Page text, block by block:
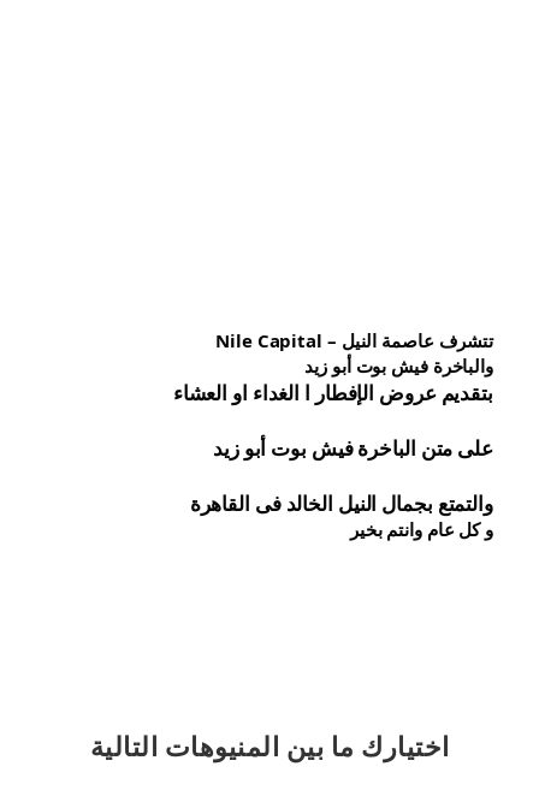
تتشرف عاصمة النيل – Nile Capital
والباخرة فيش بوت أبو زيد
بتقديم عروض الإفطار ا الغداء او العشاء
على متن الباخرة فيش بوت أبو زيد
والتمتع بجمال النيل الخالد فى القاهرة
و كل عام وانتم بخير
اختيارك ما بين المنيوهات التالية